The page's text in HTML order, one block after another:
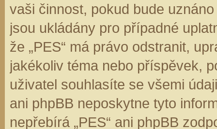
vaši činnost, pokud bude
jsou ukládány pro případné
že „PES“ má právo odstranit,
jakékoliv téma nebo příspěvek,
uživatel souhlasíte se všemi
ani phpBB neposkytne tyto
nepřebírá „PES“ ani phpBB